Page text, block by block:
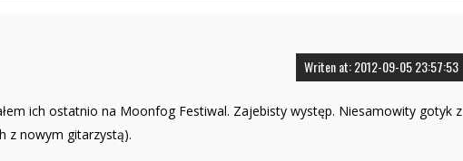
Writen at: 2012-09-05 23:57:53
ich ostatnio na Moonfog Festiwal. Zajebisty występ. Niesamowity gotyk z
z nowym gitarzystą).